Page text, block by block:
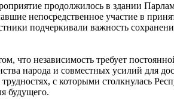
продолжилось в здании
непосредственное участие в
подчеркивали важность
что независимость требует
народа и совместных усилий для
с которыми столкнулась
будущего.